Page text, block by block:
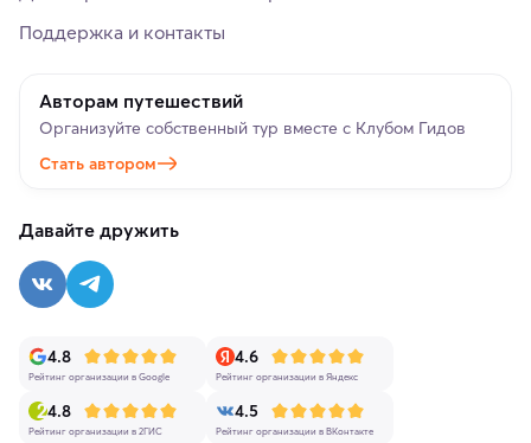
Поддержка и контакты
Авторам путешествий
Организуйте собственный тур вместе с Клубом Гидов
Стать автором
Давайте дружить
4.8
Рейтинг организации в Google
4.6
Рейтинг организации в Яндекс
4.8
Рейтинг организации в 2ГИС
4.5
Рейтинг организации в ВКонтакте